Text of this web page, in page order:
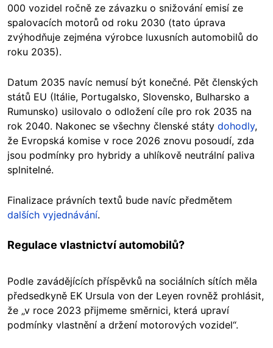
000 vozidel ročně ze závazku o snižování emisí ze
spalovacích motorů od roku 2030 (tato úprava
zvýhodňuje zejména výrobce luxusních automobilů do
roku 2035).
Datum 2035 navíc nemusí být konečné. Pět členských
států EU (Itálie, Portugalsko, Slovensko, Bulharsko a
Rumunsko) usilovalo o odložení cíle pro rok 2035 na
rok 2040. Nakonec se všechny členské státy dohodly,
že Evropská komise v roce 2026 znovu posoudí, zda
jsou podmínky pro hybridy a uhlíkově neutrální paliva
splnitelné.
Finalizace právních textů bude navíc předmětem
dalších vyjednávání.
Regulace vlastnictví automobilů?
Podle zavádějících příspěvků na sociálních sítích měla
předsedkyně EK Ursula von der Leyen rovněž prohlásit,
že „v roce 2023 přijmeme směrnici, která upraví
podmínky vlastnění a držení motorových vozidel“.